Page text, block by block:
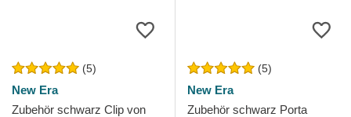
(5)
New Era
Zubehör schwarz Clip von
(5)
New Era
Zubehör schwarz Porta